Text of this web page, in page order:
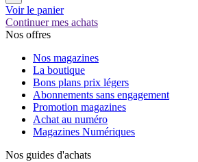
Voir le panier
Continuer mes achats
Nos offres
Nos magazines
La boutique
Bons plans prix légers
Abonnements sans engagement
Promotion magazines
Achat au numéro
Magazines Numériques
Nos guides d'achats